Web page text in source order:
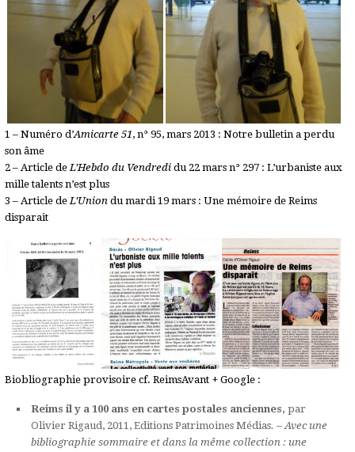
1 – Numéro d’Amicarte 51, n° 95, mars 2013 : Notre bulletin a perdu
son âme
2 – Article deL’Hebdo du Vendredi du 22 mars n° 297 : L’urbaniste aux
mille talents n’est plus
3 – Article deL’Union du mardi 19 mars : Une mémoire de Reims
disparait
Biobliographie provisoire cf. ReimsAvant + Google :
Reims il y a 100 ans en cartes postales anciennes, par
Olivier Rigaud, 2011, Editions Patrimoines Médias. – Avec une
bibliographie sommaire et dans la même collection : une